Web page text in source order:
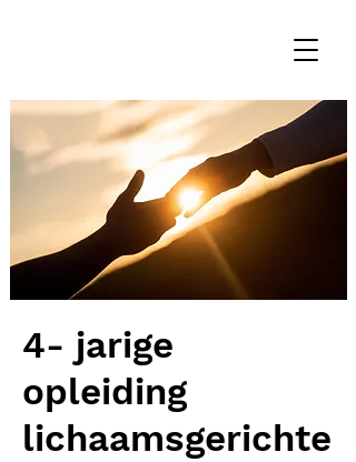
4- jarige
opleiding
lichaamsgerichte